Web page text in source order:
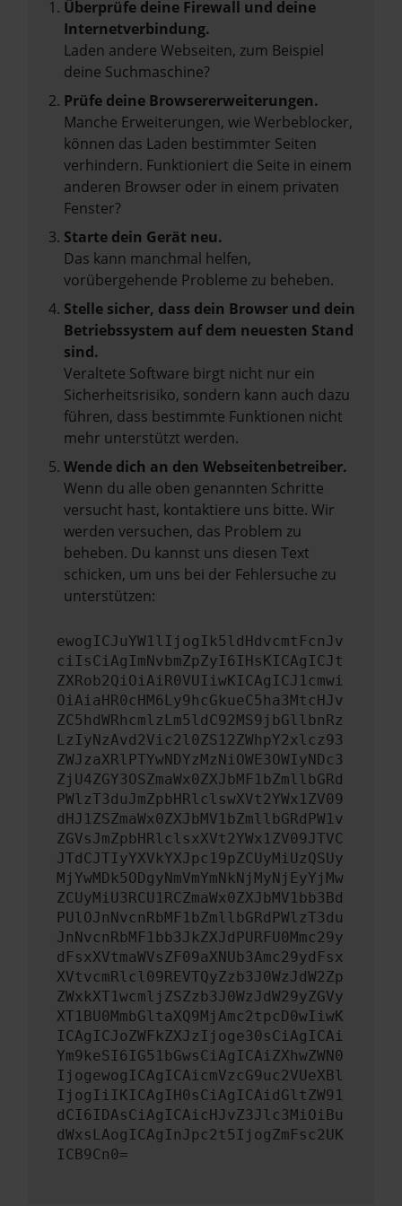
Überprüfe deine Firewall und deine
Internetverbindung.
Laden andere Webseiten, zum Beispiel
deine Suchmaschine?
Prüfe deine Browsererweiterungen.
Manche Erweiterungen, wie Werbeblocker,
können das Laden bestimmter Seiten
verhindern. Funktioniert die Seite in einem
anderen Browser oder in einem privaten
Fenster?
Starte dein Gerät neu.
Das kann manchmal helfen,
vorübergehende Probleme zu beheben.
Stelle sicher, dass dein Browser und dein
Betriebssystem auf dem neuesten Stand
sind.
Veraltete Software birgt nicht nur ein
Sicherheitsrisiko, sondern kann auch dazu
führen, dass bestimmte Funktionen nicht
mehr unterstützt werden.
Wende dich an den Webseitenbetreiber.
Wenn du alle oben genannten Schritte
versucht hast, kontaktiere uns bitte. Wir
werden versuchen, das Problem zu
beheben. Du kannst uns diesen Text
schicken, um uns bei der Fehlersuche zu
unterstützen:
ewogICJuYW1lIjogIk5ldHdvcmtFcnJv
ciIsCiAgImNvbmZpZyI6IHsKICAgICJt
ZXRob2QiOiAiR0VUIiwKICAgICJ1cmwi
OiAiaHR0cHM6Ly9hcGkueC5ha3MtcHJv
ZC5hdWRhcmlzLm5ldC92MS9jbGllbnRz
LzIyNzAvd2Vic2l0ZS12ZWhpY2xlcz93
ZWJzaXRlPTYwNDYzMzNiOWE3OWIyNDc3
ZjU4ZGY3OSZmaWx0ZXJbMF1bZmllbGRd
PWlzT3duJmZpbHRlclswXVt2YWx1ZV09
dHJ1ZSZmaWx0ZXJbMV1bZmllbGRdPW1v
ZGVsJmZpbHRlclsxXVt2YWx1ZV09JTVC
JTdCJTIyYXVkYXJpc19pZCUyMiUzQSUy
MjYwMDk5ODgyNmVmYmNkNjMyNjEyYjMw
ZCUyMiU3RCU1RCZmaWx0ZXJbMV1bb3Bd
PUlOJnNvcnRbMF1bZmllbGRdPWlzT3du
JnNvcnRbMF1bb3JkZXJdPURFU0Mmc29y
dFsxXVtmaWVsZF09aXNUb3Amc29ydFsx
XVtvcmRlcl09REVTQyZzb3J0WzJdW2Zp
ZWxkXT1wcmljZSZzb3J0WzJdW29yZGVy
XT1BU0MmbGltaXQ9MjAmc2tpcD0wIiwK
ICAgICJoZWFkZXJzIjoge30sCiAgICAi
Ym9keSI6IG51bGwsCiAgICAiZXhwZWN0
IjogewogICAgICAicmVzcG9uc2VUeXBl
IjogIiIKICAgIH0sCiAgICAidGltZW91
dCI6IDAsCiAgICAicHJvZ3Jlc3MiOiBu
dWxsLAogICAgInJpc2t5IjogZmFsc2UK
ICB9Cn0=